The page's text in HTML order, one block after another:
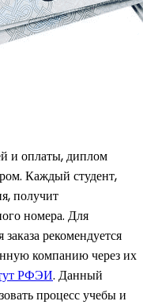
и оплаты, диплом
Каждый студент,
получит
номера. Для
рекомендуется
компанию через их
РФЭИ. Данный
процесс учебы и